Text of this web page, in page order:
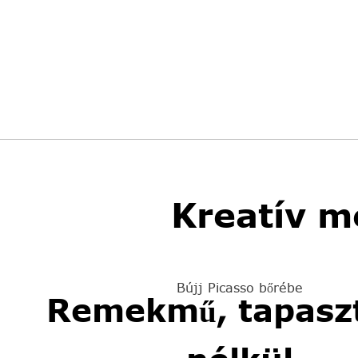
Kreatív
Bújj Picasso bőrébe
Remekmű,